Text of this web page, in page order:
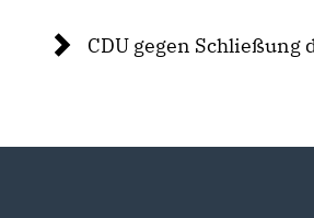
CDU gegen Schließung